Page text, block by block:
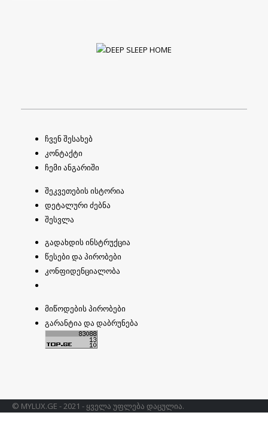
ჩვენ შესახებ
კონტაქტი
ჩემი ანგარიში
შეკვეთების ისტორია
დეტალური ძებნა
შესვლა
გადახდის ინსტრუქცია
წესები და პირობები
კონფიდენციალობა
მიწოდების პირობები
გარანტია და დაბრუნება
© MYLUX.GE - 2021 - ყველა უფლება დაცულია.